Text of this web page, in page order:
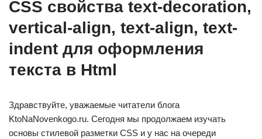
CSS свойства text-decoration,
vertical-align, text-align, text-
indent для оформления
текста в Html
Здравствуйте, уважаемые читатели блога
KtoNaNovenkogo.ru. Сегодня мы продолжаем изучать
основы стилевой разметки CSS и у нас на очереди